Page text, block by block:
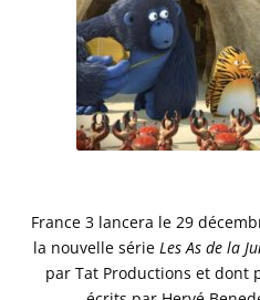
France 3 lancera le 29
la nouvelle série Les As de la
par Tat Productions et dont